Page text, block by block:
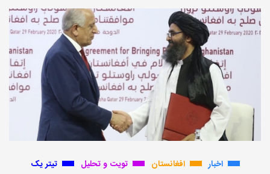
اخبار افغانستان تویت و تحلیل
تیتر یک